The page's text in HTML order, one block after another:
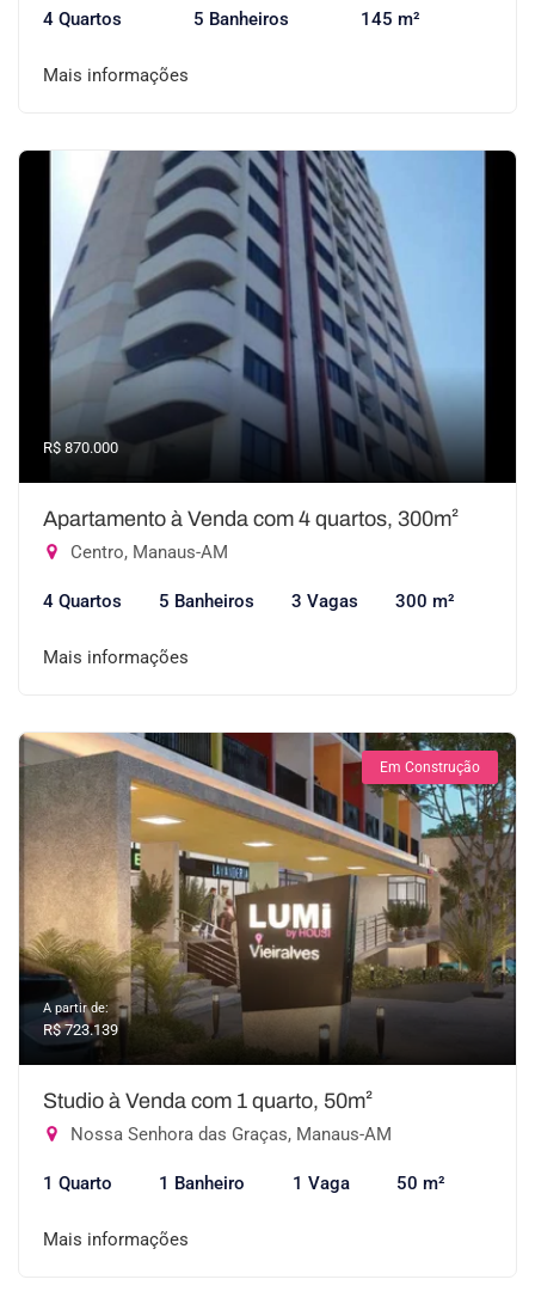
4 Quartos 5 Banheiros 145 m²
Mais informações
R$ 870.000
Apartamento à Venda com 4 quartos, 300m²
Centro, Manaus-AM
4 Quartos 5 Banheiros 3 Vagas 300 m²
Mais informações
Em Construção
A partir de:
R$ 723.139
Studio à Venda com 1 quarto, 50m²
Nossa Senhora das Graças, Manaus-AM
1 Quarto 1 Banheiro 1 Vaga 50 m²
Mais informações